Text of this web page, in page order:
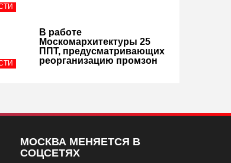
В работе
Москомархитектуры 25
ППТ, предусматривающих
реорганизацию промзон
МОСКВА МЕНЯЕТСЯ В
СОЦСЕТЯХ